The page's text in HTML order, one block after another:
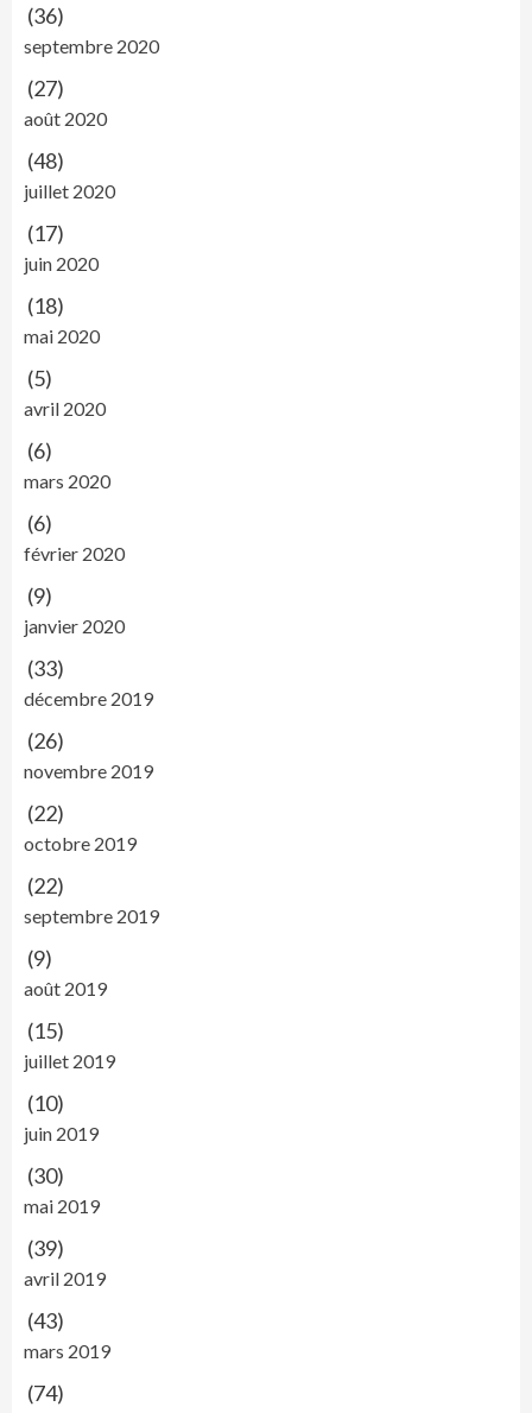
(36)
septembre 2020
(27)
août 2020
(48)
juillet 2020
(17)
juin 2020
(18)
mai 2020
(5)
avril 2020
(6)
mars 2020
(6)
février 2020
(9)
janvier 2020
(33)
décembre 2019
(26)
novembre 2019
(22)
octobre 2019
(22)
septembre 2019
(9)
août 2019
(15)
juillet 2019
(10)
juin 2019
(30)
mai 2019
(39)
avril 2019
(43)
mars 2019
(74)